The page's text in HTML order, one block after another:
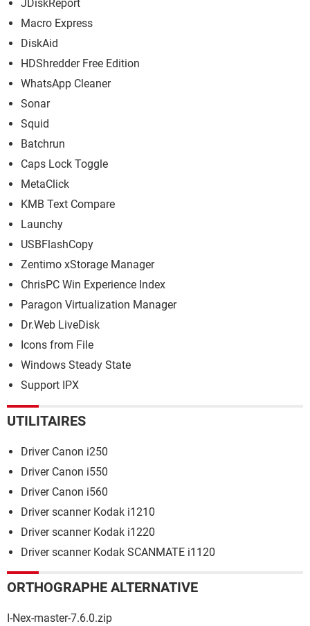
JDiskReport
Macro Express
DiskAid
HDShredder Free Edition
WhatsApp Cleaner
Sonar
Squid
Batchrun
Caps Lock Toggle
MetaClick
KMB Text Compare
Launchy
USBFlashCopy
Zentimo xStorage Manager
ChrisPC Win Experience Index
Paragon Virtualization Manager
Dr.Web LiveDisk
Icons from File
Windows Steady State
Support IPX
UTILITAIRES
Driver Canon i250
Driver Canon i550
Driver Canon i560
Driver scanner Kodak i1210
Driver scanner Kodak i1220
Driver scanner Kodak SCANMATE i1120
ORTHOGRAPHE ALTERNATIVE
I-Nex-master-7.6.0.zip